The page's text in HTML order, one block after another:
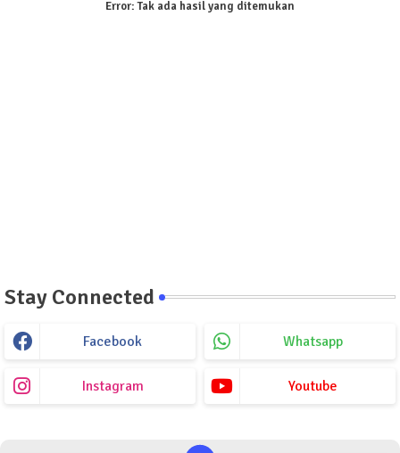
Error:Tak ada hasil yang ditemukan
Stay Connected
Facebook Whatsapp
Instagram Youtube